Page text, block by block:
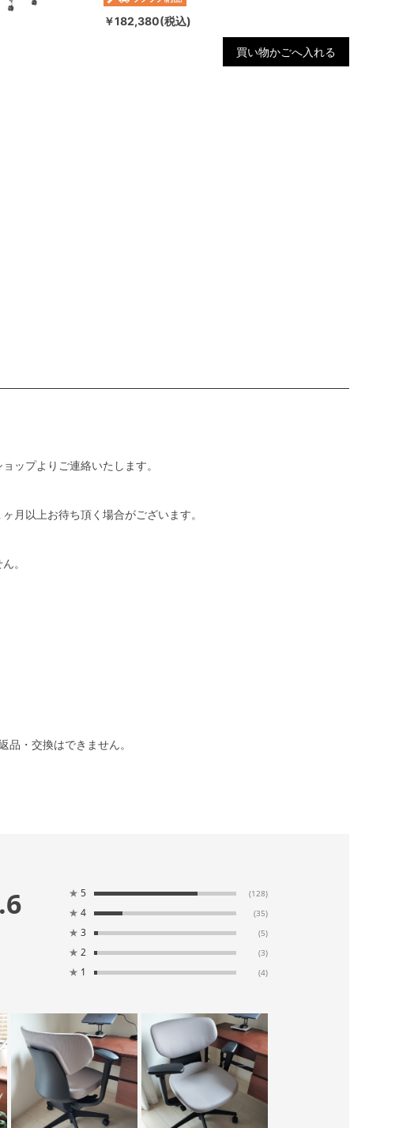
￥182,380(税込)
買い物かごへ入れる
ップよりご連絡いたします。
月以上お待ち頂く場合がございます。
。
・交換はできません。
★ 5 (128)
★ 4 (35)
★ 3 (5)
★ 2 (3)
★ 1 (4)